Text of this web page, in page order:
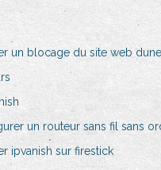
un blocage du site web
un routeur sans fil sans
ipvanish sur firestick